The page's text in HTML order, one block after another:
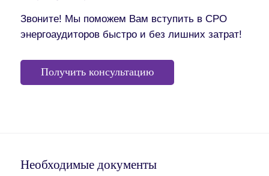
Звоните! Мы поможем Вам вступить в СРО
энергоаудиторов быстро и без лишних затрат!
Получить консультацию
Необходимые документы